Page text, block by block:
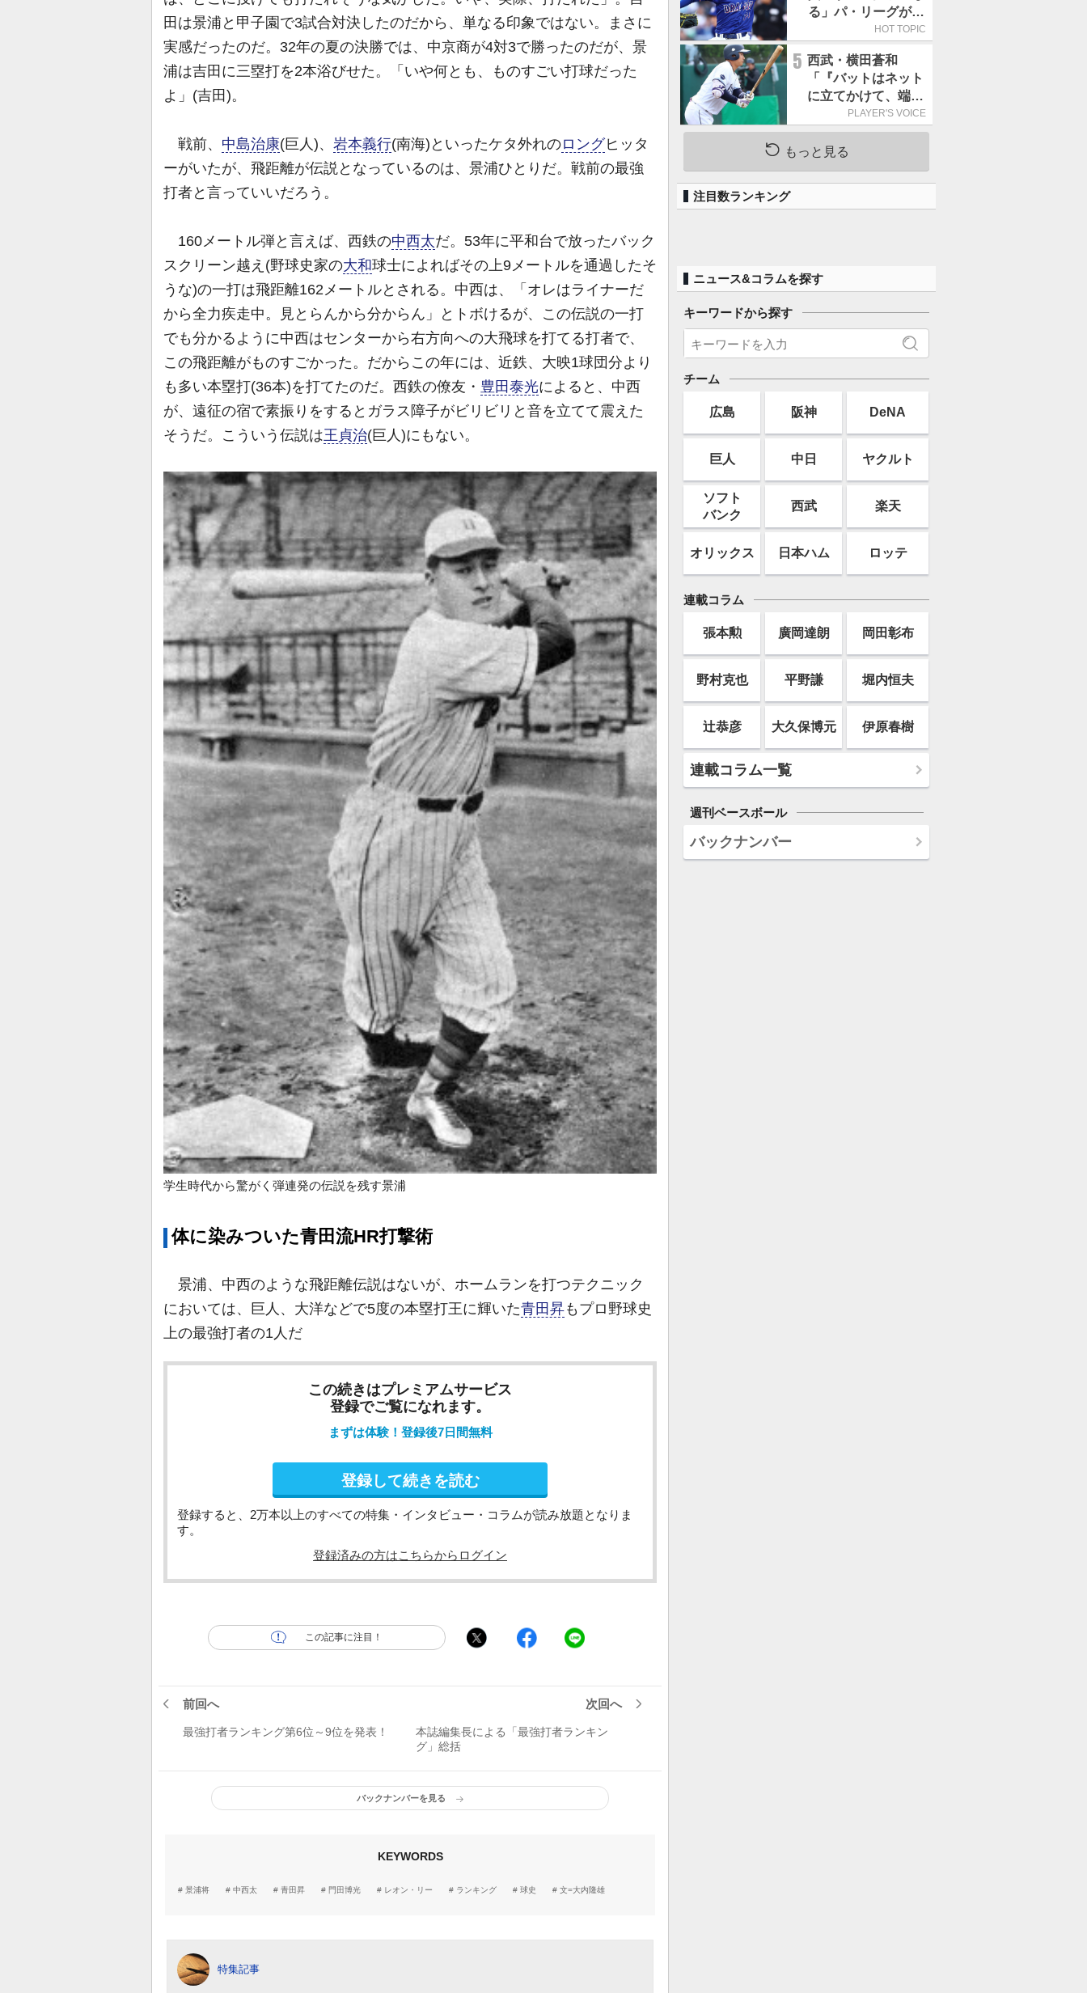
田は景浦と甲子園で3試合対決したのだから、単なる印象ではない。まさに
実感だったのだ。32年の夏の決勝では、中京商が4対3で勝ったのだが、景
浦は吉田に三塁打を2本浴びせた。「いや何とも、ものすごい打球だった
よ」(吉田)。
戦前、 中島治康(巨人)、 岩本義行(南海)といったケタ外れのロングヒッタ
ーがいたが、飛距離が伝説となっているのは、景浦ひとりだ。戦前の最強
打者と言っていいだろう。
160メートル弾と言えば、西鉄の中西太だ。53年に平和台で放ったバック
スクリーン越え(野球史家の大和球士によればその上9メートルを通過したそ
うな)の一打は飛距離162メートルとされる。中西は、「オレはライナーだ
から全力疾走中。見とらんから分からん」とトボけるが、この伝説の一打
でも分かるように中西はセンターから右方向への大飛球を打てる打者で、
この飛距離がものすごかった。だからこの年には、近鉄、大映1球団分より
も多い本塁打(36本)を打てたのだ。西鉄の僚友・ 豊田泰光によると、中西
が、遠征の宿で素振りをするとガラス障子がビリビリと音を立てて震えた
そうだ。こういう伝説は王貞治(巨人)にもない。
学生時代から驚がく弾連発の伝説を残す景浦
体に染みついた青田流HR打撃術
景浦、中西のような飛距離伝説はないが、ホームランを打つテクニック
においては、巨人、大洋などで5度の本塁打王に輝いた青田昇もプロ野球史
上の最強打者の1人だ
この続きはプレミアムサービス
登録でご覧になれます。
まずは体験！登録後7日間無料
登録して続きを読む
登録すると、2万本以上のすべての特集・インタビュー・コラムが読み放題となりま
す。
登録済みの方はこちらからログイン
この記事に注目！
前回へ
最強打者ランキング第6位～9位を発表！
次回へ
本誌編集長による「最強打者ランキン
グ」総括
バックナンバーを見る
KEYWORDS
景浦将 中西太 青田昇 門田博光 レオン・リー ランキング 球史 文=大内隆雄
特集記事
る」パ・リーグが驚
いた「中日の左腕」
HOT TOPIC
5 西武・横田蒼和
「『バットはネット
に立てかけて、端に
置くんだぞ』と栗山
巧さんに教えていた
だきました」／憧れ
PLAYER'S VOICE
もっと見る
注目数ランキング
ニュース&コラムを探す
キーワードから探す
チーム
広島 阪神 DeNA
巨人 中日 ヤクルト
ソフト
バンク
西武 楽天
オリックス 日本ハム ロッテ
連載コラム
張本勲 廣岡達朗 岡田彰布
野村克也 平野謙 堀内恒夫
辻恭彦 大久保博元 伊原春樹
連載コラム一覧
週刊ベースボール
バックナンバー